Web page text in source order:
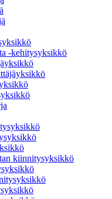
-kehitysyksikkö
kiinnitysyksikkö